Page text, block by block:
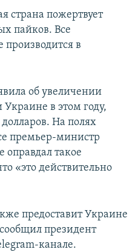
страна пожертвует
пайков. Все
производится в
об увеличении
в этом году,
На полях
премьер-министр
оправдал такое
«это действительно
предоставит Украине
президент
канале.